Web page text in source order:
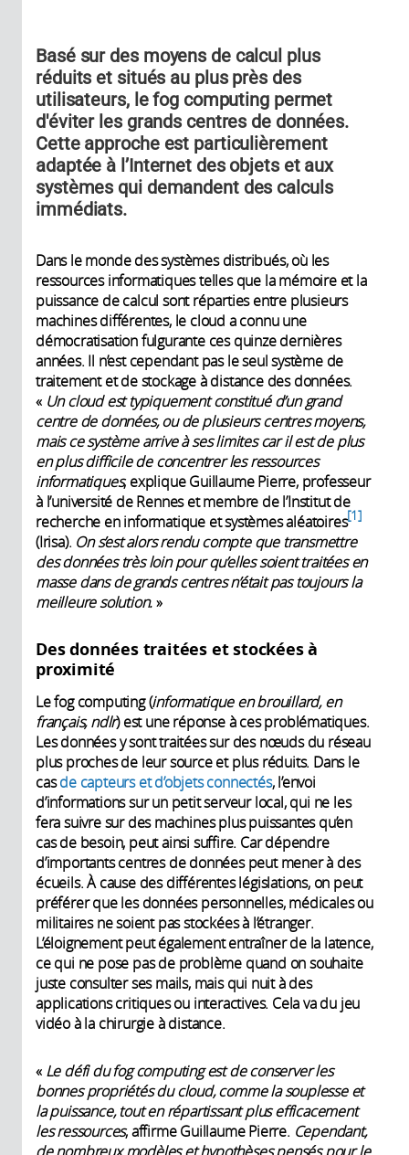
Basé sur des moyens de calcul plus
réduits et situés au plus près des
utilisateurs, le fog computing permet
d'éviter les grands centres de données.
Cette approche est particulièrement
adaptée à l’Internet des objets et aux
systèmes qui demandent des calculs
immédiats.
Dans le monde des systèmes distribués, où les
ressources informatiques telles que la mémoire et la
puissance de calcul sont réparties entre plusieurs
machines différentes, le cloud a connu une
démocratisation fulgurante ces quinze dernières
années. Il n’est cependant pas le seul système de
traitement et de stockage à distance des données.
« Un cloud est typiquement constitué d’un grand
centre de données, ou de plusieurs centres moyens,
mais ce système arrive à ses limites car il est de plus
en plus difficile de concentrer les ressources
informatiques, explique Guillaume Pierre, professeur
à l’université de Rennes et membre de l’Institut de
recherche en informatique et systèmes aléatoires 1
(Irisa). On s’est alors rendu compte que transmettre
des données très loin pour qu’elles soient traitées en
masse dans de grands centres n’était pas toujours la
meilleure solution.»
Des données traitées et stockées à
proximité
Le fog computing (informatique en brouillard, en
français, ndlr) est une réponse à ces problématiques.
Les données y sont traitées sur des nœuds du réseau
plus proches de leur source et plus réduits. Dans le
casde capteurs et d’objets connectés, l’envoi
d’informations sur un petit serveur local, qui ne les
fera suivre sur des machines plus puissantes qu’en
cas de besoin, peut ainsi suffire. Car dépendre
d’importants centres de données peut mener à des
écueils. À cause des différentes législations, on peut
préférer que les données personnelles, médicales ou
militaires ne soient pas stockées à l’étranger.
L’éloignement peut également entraîner de la latence,
ce qui ne pose pas de problème quand on souhaite
juste consulter ses mails, mais qui nuit à des
applications critiques ou interactives. Cela va du jeu
vidéo à la chirurgie à distance.
« Le défi du fog computing est de conserver les
bonnes propriétés du cloud, comme la souplesse et
la puissance, tout en répartissant plus efficacement
les ressources, affirme Guillaume Pierre. Cependant,